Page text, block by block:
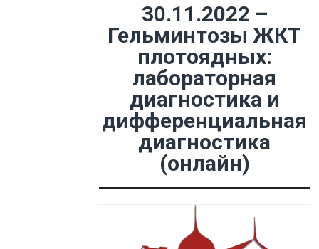
30.11.2022 –
Гельминтозы ЖКТ
плотоядных:
лабораторная
диагностика и
дифференциальная
диагностика
(онлайн)